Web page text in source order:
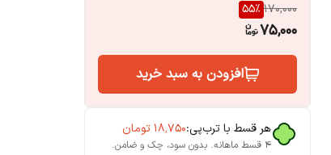
170,000
55%
75,000
افزودن به سبد خرید
هر قسط با ترب‌پی:۱۸٬۷۵۰تومان
۴ قسط ماهانه. بدون سود، چک و ضامن.